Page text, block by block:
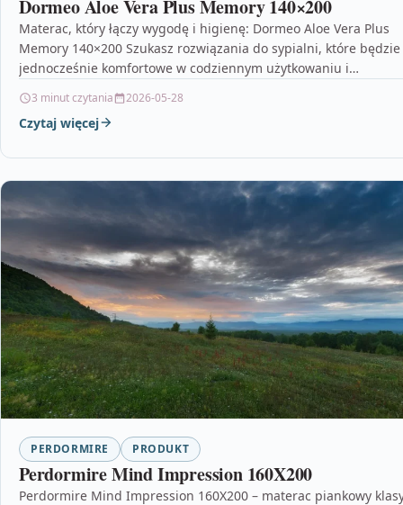
Dormeo Aloe Vera Plus Memory 140×200
Materac, który łączy wygodę i higienę: Dormeo Aloe Vera Plus
Memory 140×200 Szukasz rozwiązania do sypialni, które będzie
jednocześnie komfortowe w codziennym użytkowaniu i…
3 minut czytania 2026-05-28
Czytaj więcej
PERDORMIRE PRODUKT
Perdormire Mind Impression 160X200
Perdormire Mind Impression 160X200 – materac piankowy